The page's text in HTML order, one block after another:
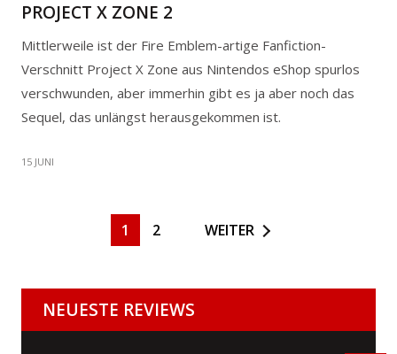
PROJECT X ZONE 2
Mittlerweile ist der Fire Emblem-artige Fanfiction-
Verschnitt Project X Zone aus Nintendos eShop spurlos
verschwunden, aber immerhin gibt es ja aber noch das
Sequel, das unlängst herausgekommen ist.
15 JUNI
1 2 WEITER
NEUESTE REVIEWS